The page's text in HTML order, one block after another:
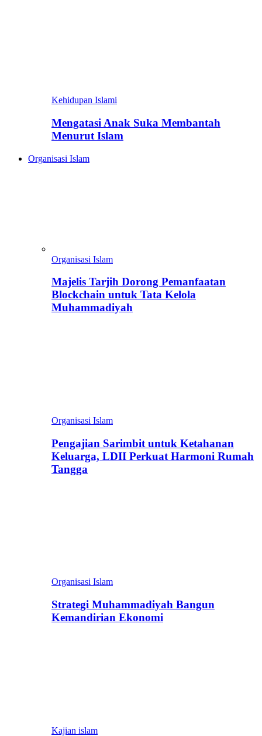
Kehidupan Islami
Mengatasi Anak Suka Membantah
Menurut Islam
Organisasi Islam
Organisasi Islam
Majelis Tarjih Dorong Pemanfaatan
Blockchain untuk Tata Kelola
Muhammadiyah
Organisasi Islam
Pengajian Sarimbit untuk Ketahanan
Keluarga, LDII Perkuat Harmoni Rumah
Tangga
Organisasi Islam
Strategi Muhammadiyah Bangun
Kemandirian Ekonomi
Kajian islam